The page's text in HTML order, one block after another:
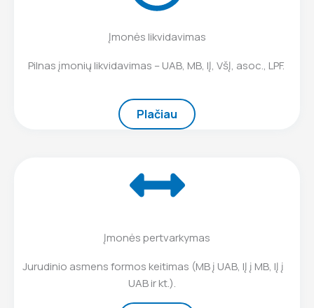
Įmonės likvidavimas
Pilnas įmonių likvidavimas – UAB, MB, IĮ, VšĮ, asoc., LPF.
Plačiau
Įmonės pertvarkymas
Jurudinio asmens formos keitimas (MB į UAB, IĮ į MB, IĮ į
UAB ir kt.).